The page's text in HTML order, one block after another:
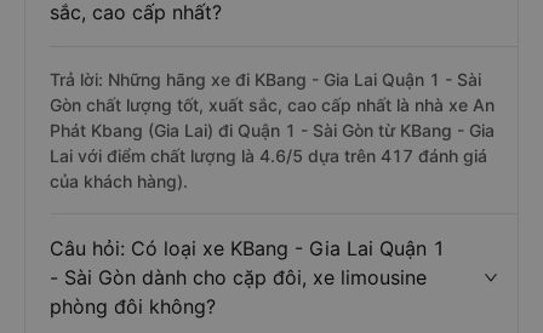
sắc, cao cấp nhất?
Trả lời: Những hãng xe đi KBang - Gia Lai Quận 1 - Sài
Gòn chất lượng tốt, xuất sắc, cao cấp nhất là nhà xe An
Phát Kbang (Gia Lai) đi Quận 1 - Sài Gòn từ KBang - Gia
Lai với điểm chất lượng là 4.6/5 dựa trên 417 đánh giá
của khách hàng).
Câu hỏi: Có loại xe KBang - Gia Lai Quận 1
- Sài Gòn dành cho cặp đôi, xe limousine
phòng đôi không?